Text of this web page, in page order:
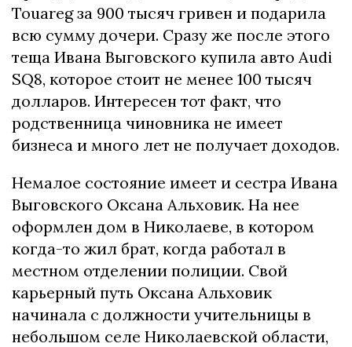
Touareg за 900 тысяч гривен и подарила
всю сумму дочери. Сразу же после этого
теща Ивана Выговского купила авто Audi
SQ8, которое стоит не менее 100 тысяч
долларов. Интересен тот факт, что
родственница чиновника не имеет
бизнеса и много лет не получает доходов.
Немалое состояние имеет и сестра Ивана
Выговского Оксана Альховик. На нее
оформлен дом в Николаеве, в котором
когда-то жил брат, когда работал в
местном отделении полиции. Свой
карьерный путь Оксана Альховик
начинала с должности учительницы в
небольшом селе Николаевской области,